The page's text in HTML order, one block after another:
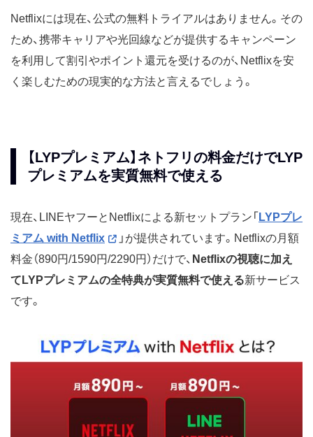
Netflixには現在、公式の無料トライアルはありません。その
ため、携帯キャリアや光回線などが提供するキャンペーン
を利用して割引やポイント還元を受けるのが、Netflixを安
く楽しむための現実的な方法と言えるでしょう。
【LYPプレミアム】ネトフリの料金だけでLYP
プレミアムを実質無料で使える
現在、LINEヤフーとNetflixによる新セットプラン「 LYPプレ
ミアム with Netflix
」が提供されています。Netflixの月額
料金（890円/1590円/2290円）だけで、 Netflixの視聴に加え
てLYPプレミアムの全特典が実質無料で使える新サービス
です。